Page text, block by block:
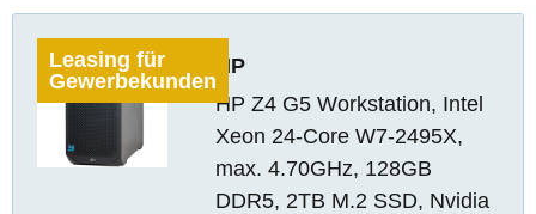
Leasing für
Gewerbekunden
HP
HP Z4 G5 Workstation, Intel
Xeon 24-Core W7-2495X,
max. 4.70GHz, 128GB
DDR5, 2TB M.2 SSD, Nvidia